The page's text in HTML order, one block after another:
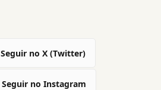
Seguir no X (Twitter)
Seguir no Instagram